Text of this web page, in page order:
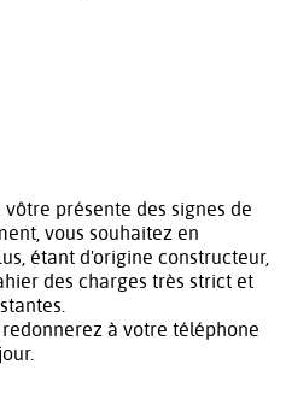
présente des signes de
vous souhaitez en
étant d'origine constructeur,
des charges très strict et
à votre téléphone